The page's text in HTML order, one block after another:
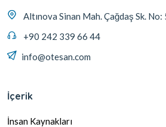
Altınova Sinan Mah. Çağdaş Sk.
+90 242 339 66 44
info@otesan.com
İçerik
İnsan Kaynakları